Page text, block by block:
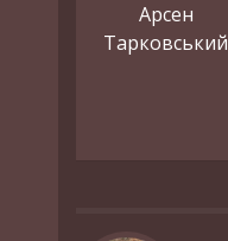
Арсен
Тарковський